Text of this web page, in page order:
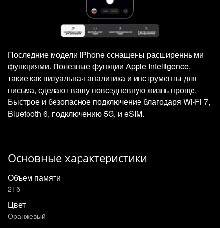
Последние модели iPhone оснащены расширенными
функциями. Полезные функции Apple Intelligence,
такие как визуальная аналитика и инструменты для
письма, сделают вашу повседневную жизнь проще.
Быстрое и безопасное подключение благодаря Wi‑Fi 7,
Bluetooth 6, подключению 5G, и eSIM.
Основные характеристики
Объем памяти
2Тб
Цвет
Оранжевый